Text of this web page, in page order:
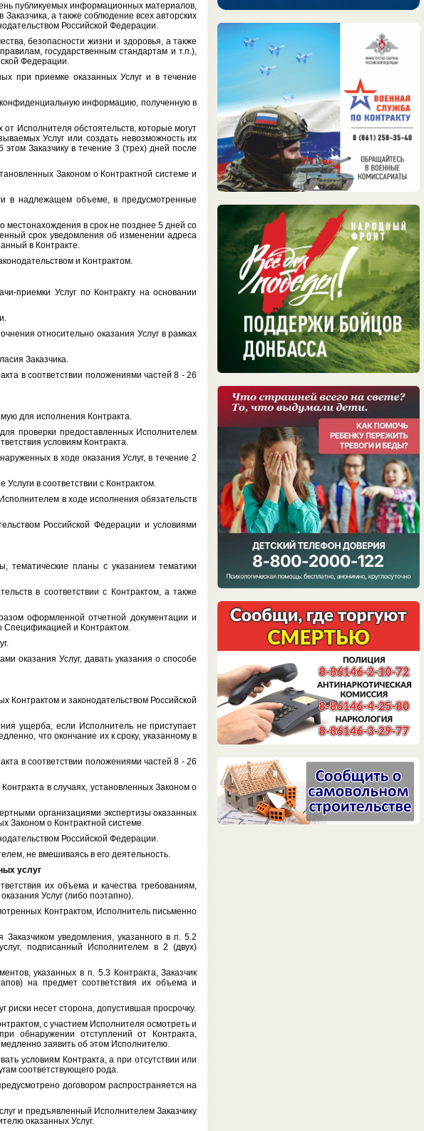
публикуемых информационных материалов,
а также соблюдение всех авторских
Российской Федерации.
безопасности жизни и здоровья, а также
государственным стандартам и т.п.),
Федерации.
приемке оказанных Услуг и в течение
информацию, полученную в
Исполнителя обстоятельств, которые могут
Услуг или создать невозможность их
Заказчику в течение 3 (трех) дней после
Законом о Контрактной системе и
объеме, в предусмотренные
в срок не позднее 5 дней со
срок уведомления об изменении адреса
в Контракте.
и Контрактом.
Услуг по Контракту на основании
относительно оказания Услуг в рамках
Заказчика.
в соответствии положениями частей 8 - 26
для исполнения Контракта.
предоставленных Исполнителем
условиям Контракта.
в ходе оказания Услуг, в течение 2
в соответствии с Контрактом.
в ходе исполнения обязательств
Российской Федерации и условиями
планы с указанием тематики
в соответствии с Контрактом, а также
оформленной отчетной документации и
Спецификацией и Контрактом.
Услуг, давать указания о способе
и законодательством Российской
ущерба, если Исполнитель не приступает
что окончание их к сроку, указанному в
в соответствии положениями частей 8 - 26
в случаях, установленных Законом о
организациями экспертизы оказанных
Законом о Контрактной системе.
Российской Федерации.
не вмешиваясь в его деятельность.
услуг
их объема и качества требованиям,
Услуг (либо поэтапно).
Контрактом, Исполнитель письменно
уведомления, указанного в п. 5.2
подписанный Исполнителем в 2 (двух)
указанных в п. 5.3 Контракта, Заказчик
на предмет соответствия их объема и
несет сторона, допустившая просрочку.
с участием Исполнителя осмотреть и
обнаружении отступлений от Контракта,
заявить об этом Исполнителю.
условиям Контракта, а при отсутствии или
соответствующего рода.
договором распространяется на
и предъявленный Исполнителем Заказчику
оказанных Услуг.